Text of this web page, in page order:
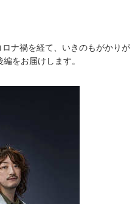
ナ禍を経て、いきのもがかりが
をお届けします。